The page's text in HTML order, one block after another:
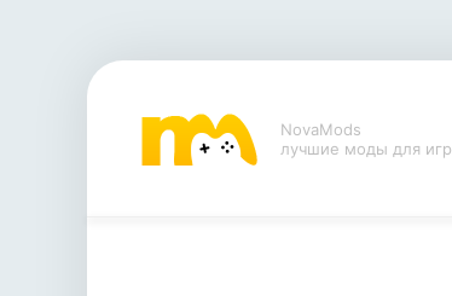
NovaMods
лучшие моды для игр